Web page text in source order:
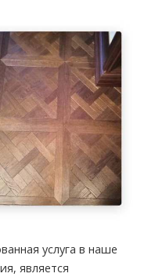
услуга в наше
является